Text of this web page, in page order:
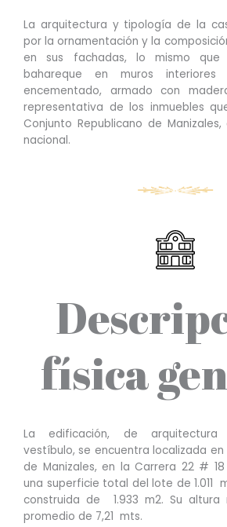
La arquitectura y tipología de la
por la ornamentación y la
en sus fachadas, lo mismo que
bahareque en muros
encementado, armado con
representativa de los inmuebles
Conjunto Republicano de
nacional.
física
La edificación, de arquitectura
vestíbulo, se encuentra localizada
de Manizales, en la Carrera 22 #
una superficie total del lote de
construida de 1.933 m2. Su
promedio de 7,21 mts.